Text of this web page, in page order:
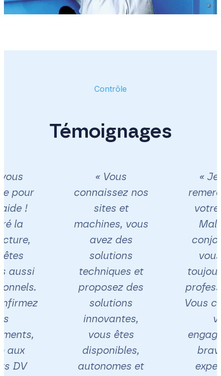
Contrôle
Témoignages
pour
!
la
êtes
aussi
aux
DV
« Vous
connaissez nos
sites et
machines, vous
avez des
solutions
techniques et
proposez des
solutions
innovantes,
vous êtes
disponibles,
autonomes et
«
votre
Vous